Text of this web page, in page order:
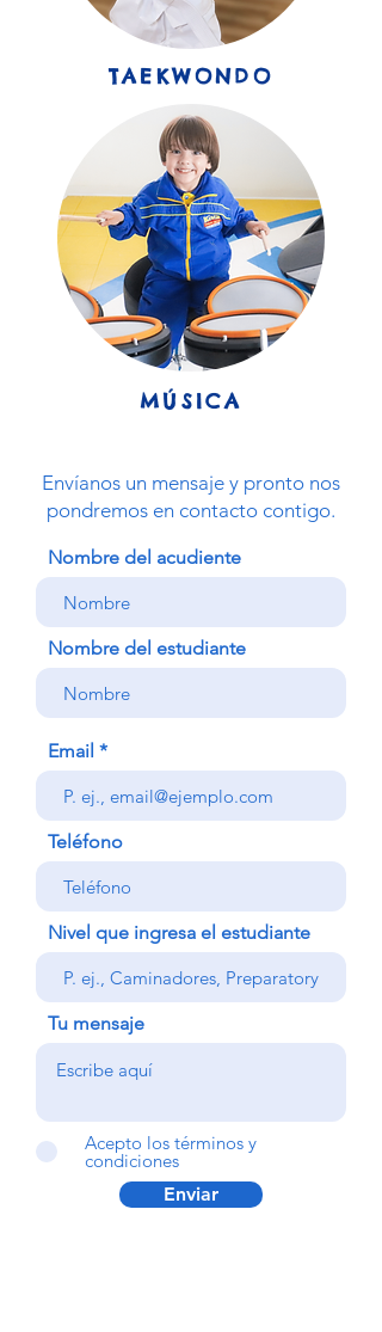
TAEKWONDO
MÚSICA
Envíanos un mensaje y pronto nos
pondremos en contacto contigo.
Nombre del acudiente
Nombre del estudiante
Email
Teléfono
Nivel que ingresa el estudiante
Tu mensaje
Acepto los términos y
condiciones
Enviar